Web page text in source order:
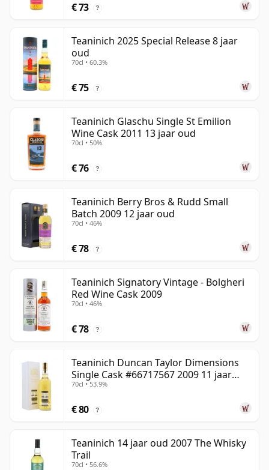
€ 73 ?
Teaninich 2025 Special Release 8 jaar
oud
70cl • 60.3%
€ 75 ?
Teaninich Glaschu Single St Emilion
Wine Cask 2011 13 jaar oud
70cl • 50%
€ 76 ?
Teaninich Berry Bros & Rudd Small
Batch 2009 12 jaar oud
70cl • 46%
€ 78 ?
Teaninich Signatory Vintage - Bolgheri
Red Wine Cask 2009
70cl • 46%
€ 78 ?
Teaninich Duncan Taylor Dimensions
Single Cask #66717567 2009 11 jaar
oud
70cl • 53.9%
€ 80 ?
Teaninich 14 jaar oud 2007 The Whisky
Trail
70cl • 56.6%